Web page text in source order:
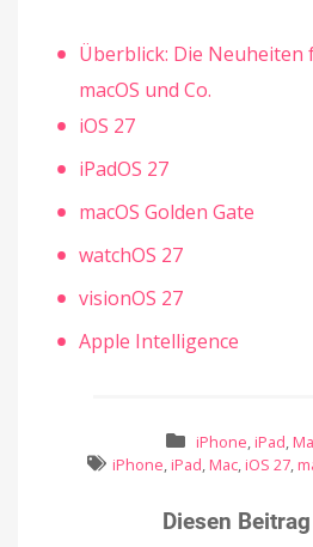
Überblick: Die Neuheiten
macOS und Co.
iOS 27
iPadOS 27
macOS Golden Gate
watchOS 27
visionOS 27
Apple Intelligence
iPhone, iPad,
iPhone, iPad, Mac, iOS 27,
Diesen